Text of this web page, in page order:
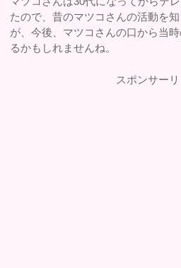
たので、昔のマツコさんの活動を
が、今後、マツコさんの口から当
るかもしれませんね。
スポンサー